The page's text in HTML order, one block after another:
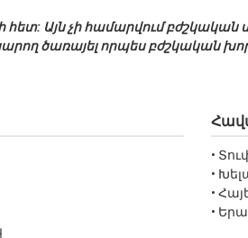
հետ: Այն չի համարվում
ծառայել որպես բժշկական
•
•
•
•